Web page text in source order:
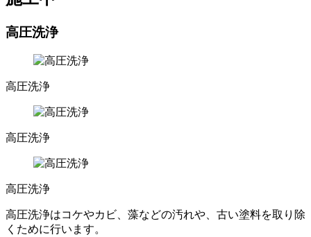
高圧洗浄
高圧洗浄
高圧洗浄
高圧洗浄
高圧洗浄はコケやカビ、藻などの汚れや、古い塗料を取り除
くために行います。